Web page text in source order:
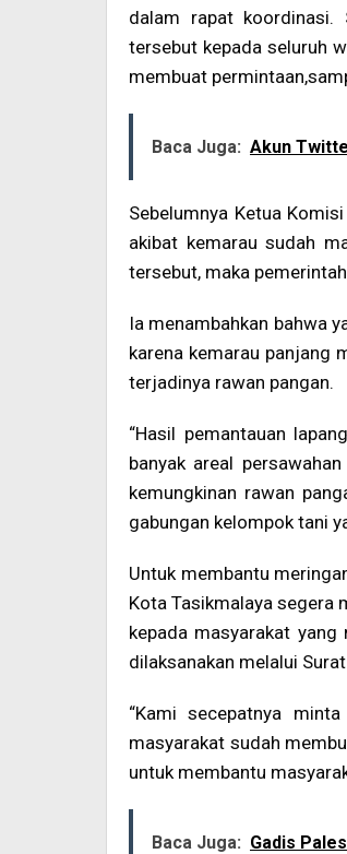
dalam rapat koordinasi.
tersebut kepada seluruh
membuat
Baca Juga: Akun
Sebelumnya Ketua
akibat kemarau sudah
tersebut, maka
Ia menambahkan bahwa
karena kemarau panjang
terjadinya rawan pangan.
“Hasil pemantauan
banyak areal
kemungkinan rawan
gabungan kelompok tani
Untuk membantu
Kota Tasikmalaya segera
kepada masyarakat yang
dilaksanakan melalui
“Kami secepatnya
masyarakat sudah
untuk membantu
Baca Juga: Gadis